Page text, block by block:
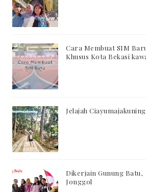
Cara Membuat SIM
Khusus Kota Bekasi
Jelajah Ciayumajakuning
Dikerjain Gunung Batu,
Jonggol